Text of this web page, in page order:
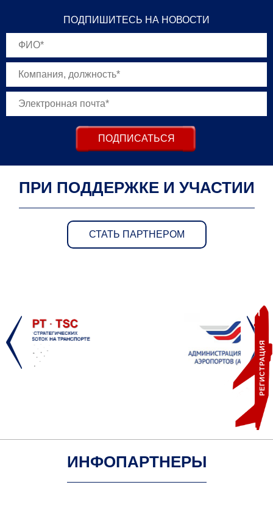
РЕГИСТРАЦИЯ
ПОДПИШИТЕСЬ НА НОВОСТИ
ПОДПИСАТЬСЯ
ПРИ ПОДДЕРЖКЕ И УЧАСТИИ
СТАТЬ ПАРТНЕРОМ
ИНФОПАРТНЕРЫ